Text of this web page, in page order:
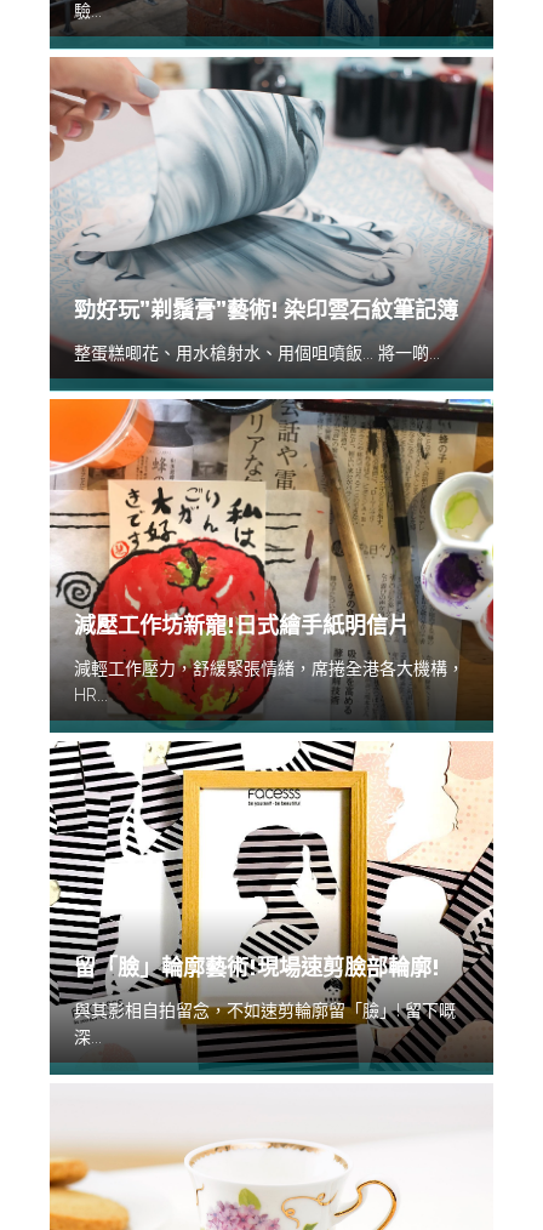
驗...
勁好玩”剃鬚膏”藝術! 染印雲石紋筆記簿
整蛋糕唧花、用水槍射水、用個咀噴飯... 將一啲...
減壓工作坊新寵!日式繪手紙明信片
減輕工作壓力，舒緩緊張情緒，席捲全港各大機構，
HR...
留「臉」輪廓藝術!現場速剪臉部輪廓!
與其影相自拍留念，不如速剪輪廓留「臉」! 留下嘅
深...